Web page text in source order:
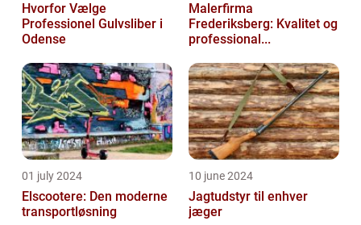
Hvorfor Vælge
Professionel Gulvsliber i
Odense
Malerfirma
Frederiksberg: Kvalitet og
professional...
01 july 2024
Elscootere: Den moderne
transportløsning
10 june 2024
Jagtudstyr til enhver
jæger